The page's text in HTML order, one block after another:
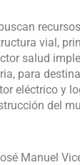
vial,
salud
para
eléctrico y
del
Manuel